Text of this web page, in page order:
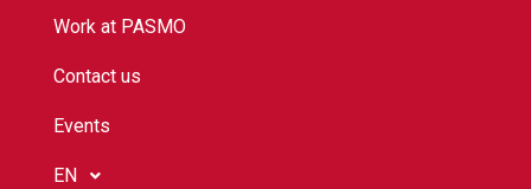
Work at PASMO
Contact us
Events
EN